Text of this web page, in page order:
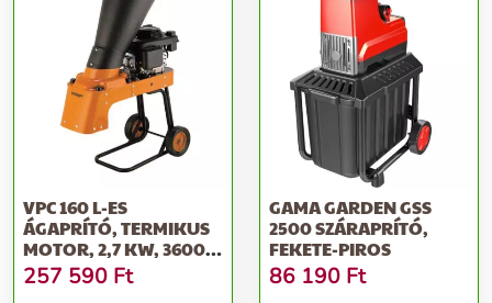
VPC 160 L-ES
ÁGAPRÍTÓ, TERMIKUS
MOTOR, 2,7 KW, 3600
FORD./PERC, 1...
257 590 Ft
GAMA GARDEN GSS
2500 SZÁRAPRÍTÓ,
FEKETE-PIROS
86 190 Ft